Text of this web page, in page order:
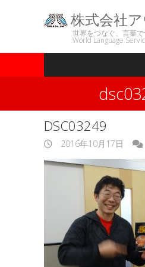
株式会社
世界をつなぐ、言葉
World Language
DSC03249
2016年10月17日